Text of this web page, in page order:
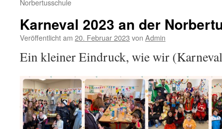
Norbertusschule
Karneval 2023 an der
Veröffentlicht am 20. Februar 2023 von Admin
Ein kleiner Eindruck, wie wir